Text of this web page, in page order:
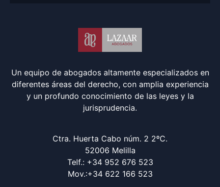
Un equipo de abogados altamente especializados en
diferentes áreas del derecho, con amplia experiencia
y un profundo conocimiento de las leyes y la
jurisprudencia.
Ctra. Huerta Cabo núm. 2 2ºC.
52006 Melilla
Telf.: +34 952 676 523
Mov.:+34 622 166 523